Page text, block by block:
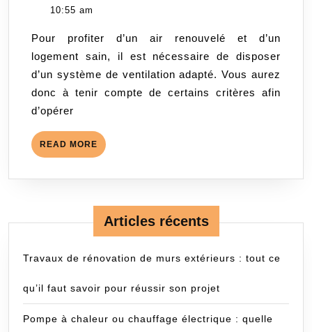
pour
bien
choisir
son
10:55 am
Pour profiter d’un air renouvelé et d’un
logement sain, il est nécessaire de disposer
d’un système de ventilation adapté. Vous aurez
donc à tenir compte de certains critères afin
d’opérer
READ MORE READ
MORE
Articles récents
Travaux de rénovation de murs extérieurs : tout ce
qu’il faut savoir pour réussir son projet
Pompe à chaleur ou chauffage électrique : quelle